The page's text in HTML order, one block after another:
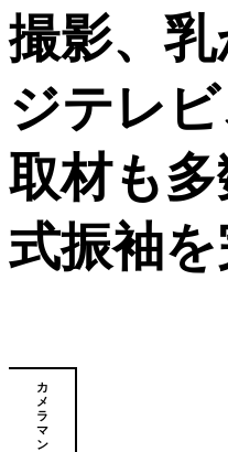
撮影、
ジテレ
取材も
式振袖
カ
メ
ラ
マ
ン